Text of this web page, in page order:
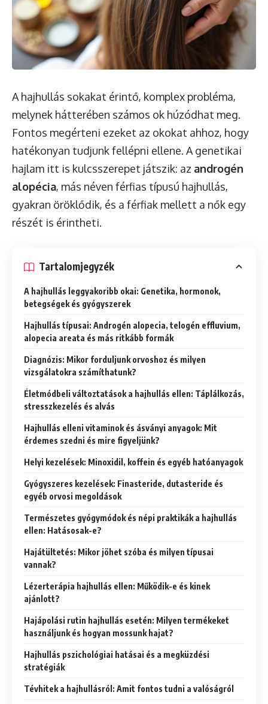
A hajhullás sokakat érintő, komplex probléma,
melynek hátterében számos ok húzódhat meg.
Fontos megérteni ezeket az okokat ahhoz, hogy
hatékonyan tudjunk fellépni ellene. A genetikai
hajlam itt is kulcsszerepet játszik: az androgén
alopécia, más néven férfias típusú hajhullás,
gyakran öröklődik, és a férfiak mellett a nők egy
részét is érintheti.
Tartalomjegyzék
A hajhullás leggyakoribb okai: Genetika, hormonok,
betegségek és gyógyszerek
Hajhullás típusai: Androgén alopecia, telogén effluvium,
alopecia areata és más ritkább formák
Diagnózis: Mikor forduljunk orvoshoz és milyen
vizsgálatokra számíthatunk?
Életmódbeli változtatások a hajhullás ellen: Táplálkozás,
stresszkezelés és alvás
Hajhullás elleni vitaminok és ásványi anyagok: Mit
érdemes szedni és mire figyeljünk?
Helyi kezelések: Minoxidil, koffein és egyéb hatóanyagok
Gyógyszeres kezelések: Finasteride, dutasteride és
egyéb orvosi megoldások
Természetes gyógymódok és népi praktikák a hajhullás
ellen: Hatásosak-e?
Hajátültetés: Mikor jöhet szóba és milyen típusai
vannak?
Lézerterápia hajhullás ellen: Működik-e és kinek
ajánlott?
Hajápolási rutin hajhullás esetén: Milyen termékeket
használjunk és hogyan mossunk hajat?
Hajhullás pszichológiai hatásai és a megküzdési
stratégiák
Tévhitek a hajhullásról: Amit fontos tudni a valóságról